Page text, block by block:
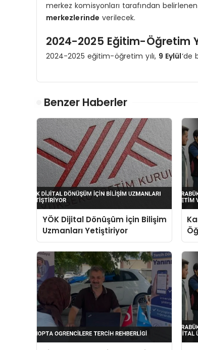
merkez komisyonları tarafından
merkezlerinde verilecek.
2024-2025 Eğitim-Öğretim
2024-2025 eğitim-öğretim yılı, 9 Eylül‘de
Benzer Haberler
YÖK Dijital Dönüşüm İçin Bilişim
Uzmanları Yetiştiriyor